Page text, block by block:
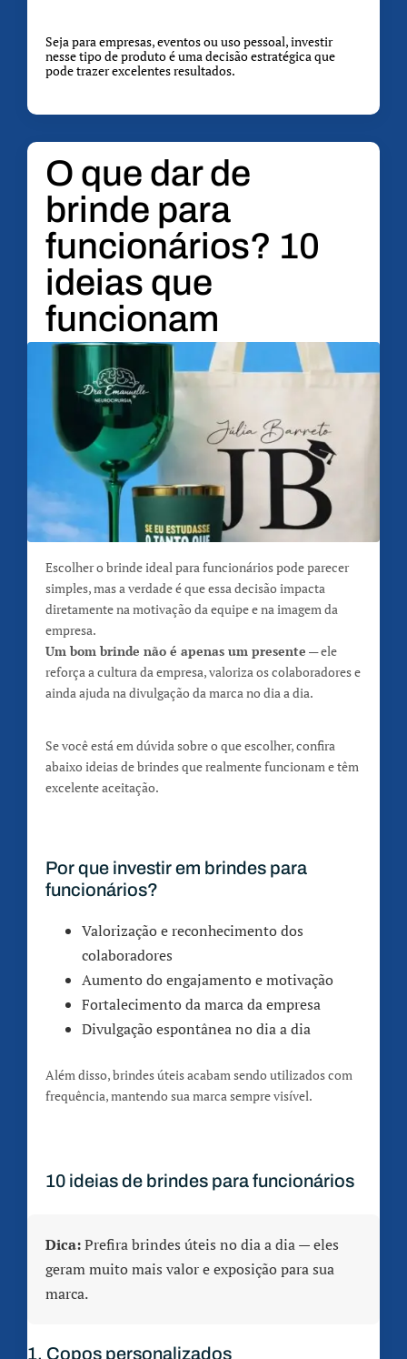
Seja para empresas, eventos ou uso pessoal, investir
nesse tipo de produto é uma decisão estratégica que
pode trazer excelentes resultados.
O que dar de
brinde para
funcionários? 10
ideias que
funcionam
Escolher o brinde ideal para funcionários pode parecer
simples, mas a verdade é que essa decisão impacta
diretamente na motivação da equipe e na imagem da
empresa.
Um bom brinde não é apenas um presente — ele
reforça a cultura da empresa, valoriza os colaboradores e
ainda ajuda na divulgação da marca no dia a dia.
Se você está em dúvida sobre o que escolher, confira
abaixo ideias de brindes que realmente funcionam e têm
excelente aceitação.
Por que investir em brindes para
funcionários?
Valorização e reconhecimento dos
colaboradores
Aumento do engajamento e motivação
Fortalecimento da marca da empresa
Divulgação espontânea no dia a dia
Além disso, brindes úteis acabam sendo utilizados com
frequência, mantendo sua marca sempre visível.
10 ideias de brindes para funcionários
Dica:Prefira brindes úteis no dia a dia — eles
geram muito mais valor e exposição para sua
marca.
1. Copos personalizados